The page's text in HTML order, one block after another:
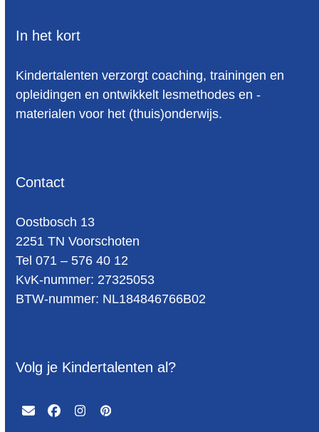
In het kort
Kindertalenten verzorgt coaching, trainingen en
opleidingen en ontwikkelt lesmethodes en -
materialen voor het (thuis)onderwijs.
Contact
Oost­bosch 13
2251 TN Voorschoten
Tel 071 – 576 40 12
KvK-nummer: 27325053
BTW-num­mer: NL184846766B02
Volg je Kindertalenten al?
EmailFacebook
Instagram
Pinterest